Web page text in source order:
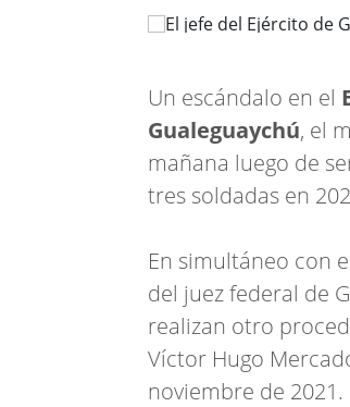
Un escándalo en el
Gualeguaychú, el
mañana luego de
tres soldadas en
En simultáneo con
del juez federal de
realizan otro
Víctor Hugo
noviembre de 2021.